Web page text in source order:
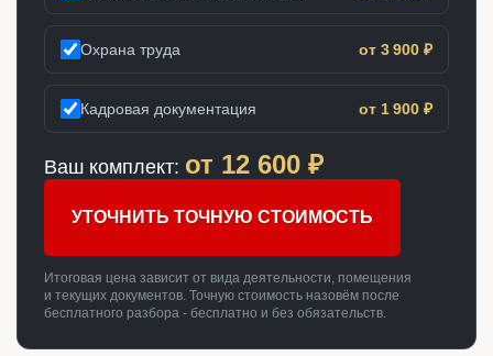
Охрана труда от 3 900 ₽
Кадровая документация от 1 900 ₽
Ваш комплект: от 12 600 ₽
УТОЧНИТЬ ТОЧНУЮ СТОИМОСТЬ
Итоговая цена зависит от вида деятельности, помещения
и текущих документов. Точную стоимость назовём после
бесплатного разбора - бесплатно и без обязательств.